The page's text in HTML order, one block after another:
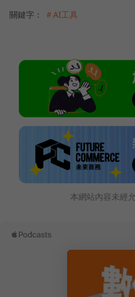
關鍵字： ＃AI工具
本網站內容未經